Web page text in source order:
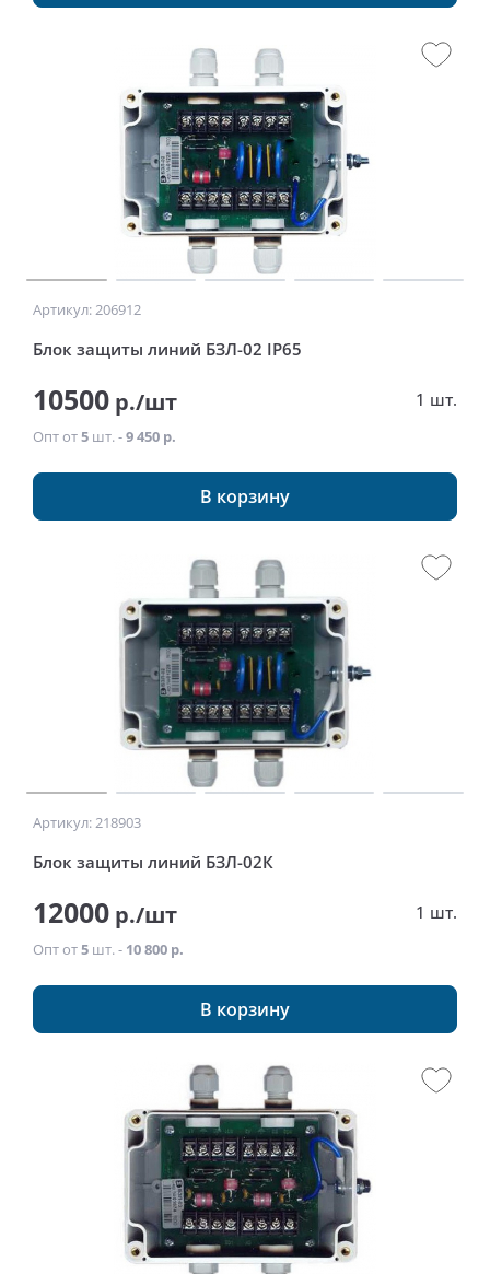
Артикул: 206912
Блок защиты линий БЗЛ-02 IP65
10500 р./шт 1 шт.
Опт от5 шт. -9 450 р.
В корзину
Артикул: 218903
Блок защиты линий БЗЛ-02К
12000 р./шт 1 шт.
Опт от5 шт. - 10 800 р.
В корзину